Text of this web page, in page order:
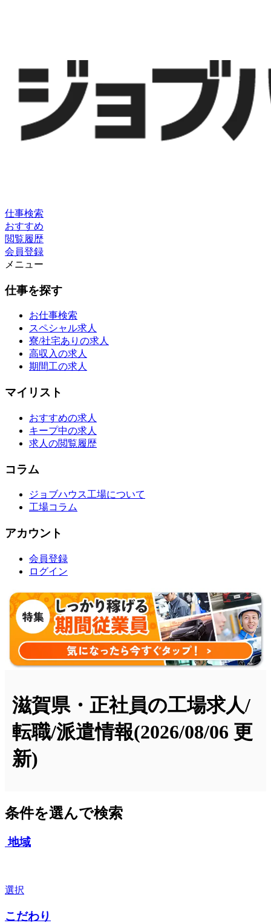
仕事検索
おすすめ
閲覧履歴
会員登録
メニュー
仕事を探す
お仕事検索
スペシャル求人
寮/社宅ありの求人
高収入の求人
期間工の求人
マイリスト
おすすめの求人
キープ中の求人
求人の閲覧履歴
コラム
ジョブハウス工場について
工場コラム
アカウント
会員登録
ログイン
滋賀県・正社員の工場求人/
転職/派遣情報(2026/08/06 更
新)
条件を選んで検索
地域
選択
こだわり